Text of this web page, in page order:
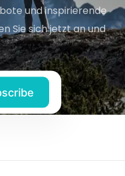
und inspirierende
Sie sich jetzt an und